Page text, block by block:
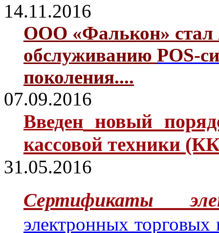
14.11.2016
ООО «Фалькон»
обслуживанию POS-
поколения....
07.09.2016
Введен новый
кассовой техники
31.05.2016
Сертификаты
электронных